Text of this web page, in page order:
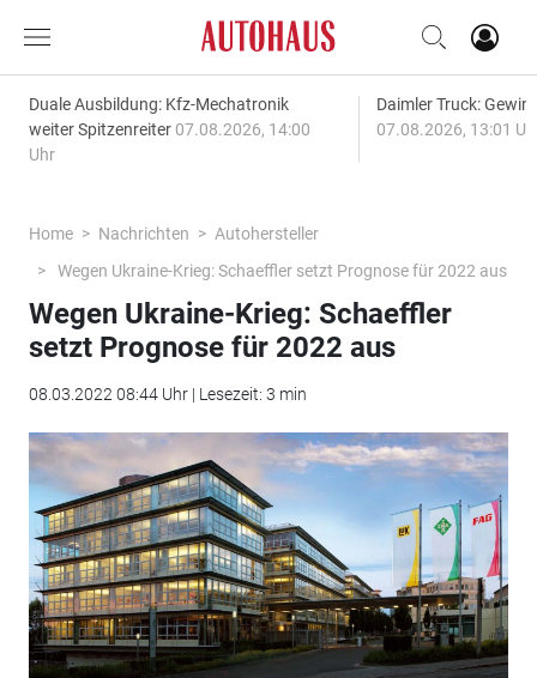
Duale Ausbildung: Kfz-Mechatronik
weiter Spitzenreiter 07.08.2026, 14:00
Uhr
Daimler Truck:
07.08.2026, 13:01
Home Nachrichten
Autohersteller
Wegen Ukraine-Krieg: Schaeffler setzt Prognose für 2022 aus
Wegen Ukraine-Krieg: Schaeffler
setzt Prognose für 2022 aus
08.03.2022 08:44 Uhr | Lesezeit: 3 min